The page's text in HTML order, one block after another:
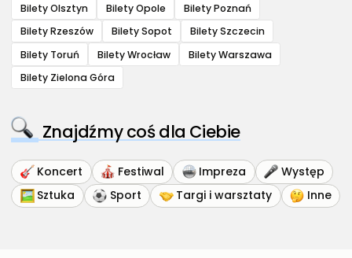
Bilety Olsztyn
Bilety Opole
Bilety Poznań
Bilety Rzeszów
Bilety Sopot
Bilety Szczecin
Bilety Toruń
Bilety Wrocław
Bilety Warszawa
Bilety Zielona Góra
Znajdźmy coś dla Ciebie
Koncert Festiwal Impreza
Występ
Sztuka
Sport Targi i warsztaty Inne